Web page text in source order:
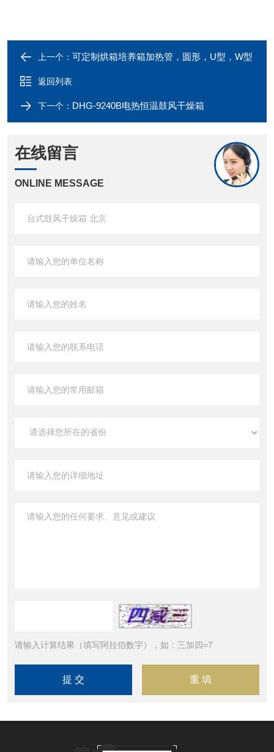
上一个： 可定制烘箱培养箱加热管，圆形，U型，W型
返回列表
下一个： DHG-9240B电热恒温鼓风干燥箱
在线留言
ONLINE MESSAGE
请输入计算结果（填写阿拉伯数字），如：三加四=7